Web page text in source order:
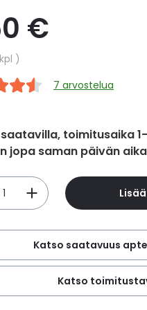
€
7 arvostelua
toimitusaika
jopa saman päivän
Katso saatavuus
Katso